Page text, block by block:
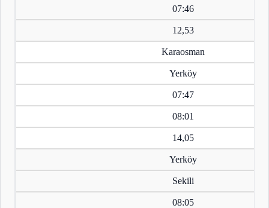
07:46
12,53
Karaosman
Yerköy
07:47
08:01
14,05
Yerköy
Sekili
08:05